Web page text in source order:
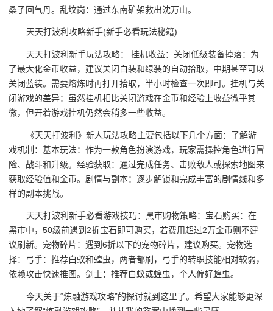
桑子回气丹。乱坟岗：通过东南矿架救出沈万山。
天天打波利攻略新手(新手必看玩法秘籍)
天天打波利新手玩法攻略： 挂机收益：关闭低级装备掉落：为
了最大化金币收益，建议关闭白装和绿装的自动拾取，中期甚至可以
关闭蓝装。需要熔炼时再打开拾取，半小时检查一次即可。挂机与关
闭游戏的差异：虽然挂机相比关闭游戏在金币和经验上收益微乎其
微，但开着游戏挂机仍然会稍多一些收益。
《天天打波利》新人玩法攻略主要包括以下几个方面：了解游
戏机制：基本玩法：作为一款角色扮演游戏，玩家需操控角色进行冒
险、战斗和升级。经验获取：通过完成任务、击败敌人或探索地图来
获取经验值和金币。剧情与副本：逐步解锁和完成丰富的剧情线和多
样的副本挑战。
天天打波利新手必看游戏技巧：黑市购物策略：宝石购买：在
黑市中，50级前遇到2折宝石即可购买，若费用超过2万金币则不建
议刷新。宠物碎片：遇到6折以下的宠物碎片，建议购买。宠物选
择：弓手：推荐白蚁和蝗虫，两者都刷，弓手的转职技能相对较弱，
依赖攻击快速推图。剑士：推荐白蚁或蝗虫，个人偏好蝗虫。
今天关于“炼融游戏攻略”的探讨就到这里了。希望大家能够更深